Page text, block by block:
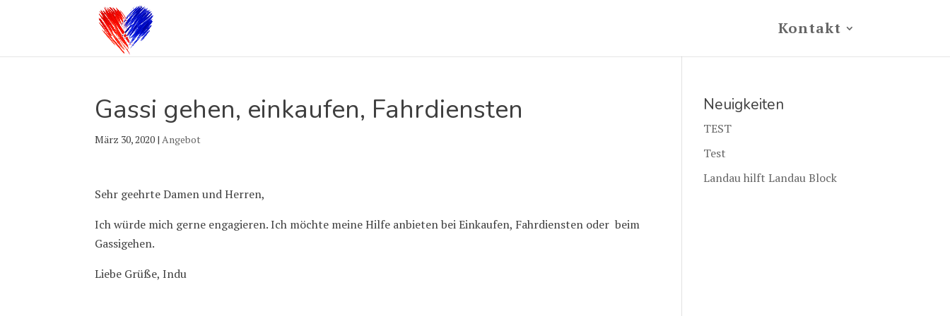
Kontakt
Gassi gehen, einkaufen, Fahrdiensten
März 30, 2020 |Angebot
Sehr geehrte Damen und Herren,
Ich würde mich gerne engagieren. Ich möchte meine Hilfe anbieten bei Einkaufen, Fahrdiensten oder beim
Gassigehen.
Liebe Grüße, Indu
Neuigkeiten
TEST
Test
Landau hilft Landau Block